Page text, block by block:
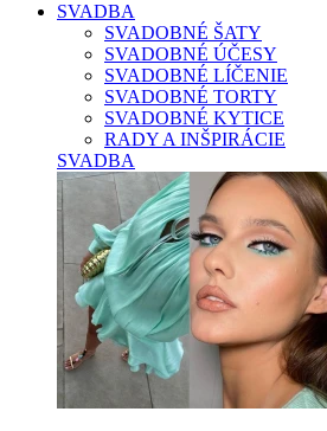
SVADBA
SVADOBNÉ ŠATY
SVADOBNÉ ÚČESY
SVADOBNÉ LÍČENIE
SVADOBNÉ TORTY
SVADOBNÉ KYTICE
RADY A INŠPIRÁCIE
SVADBA